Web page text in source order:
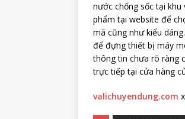
nước chống sốc tại khu
phẩm tại website để
mã cũng như kiểu
để đựng thiết bị máy
thông tin chưa rõ ràng
trực tiếp tại cửa hàng
valichuyendung.com